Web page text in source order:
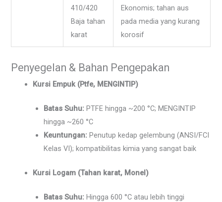
410/420
Baja tahan
karat
Ekonomis; tahan aus
pada media yang kurang
korosif
Penyegelan & Bahan Pengepakan
Kursi Empuk (Ptfe, MENGINTIP)
Batas Suhu: PTFE hingga ~200 °C; MENGINTIP
hingga ~260 °C
Keuntungan: Penutup kedap gelembung (ANSI/FCI
Kelas VI); kompatibilitas kimia yang sangat baik
Kursi Logam (Tahan karat, Monel)
Batas Suhu: Hingga 600 °C atau lebih tinggi